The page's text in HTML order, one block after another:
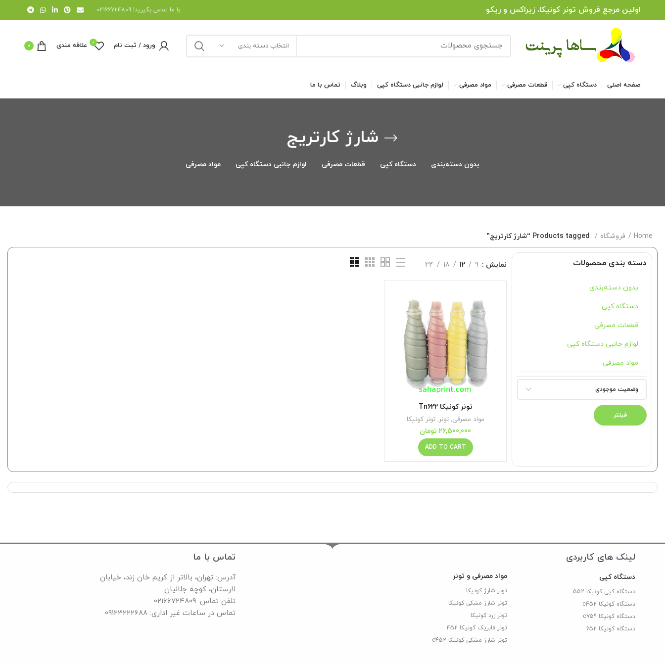
اولین مرجع فروش تونر کونیکا، زیراکس و ریکو با ما تماس بگیرید! 02166724809
انتخاب دسته بندی ورود / ثبت نام 0 علاقه مندی 0
صفحه اصلی دستگاه کپی قطعات مصرفی مواد مصرفی لوازم جانبی دستگاه کپی وبلاگ تماس با ما
شارژ کارتریج
بدون دسته‌بندی دستگاه کپی قطعات مصرفی لوازم جانبی دستگاه کپی مواد مصرفی
Home فروشگاه
دسته بندی محصولات
بدون دسته‌بندی
دستگاه کپی
قطعات مصرفی
لوازم جانبی دستگاه کپی
مواد مصرفی
وضعیت موجودی
فیلتر
نمایش 9
12
18
24
تونر کونیکا Tn622
مواد مصرفی,تونر,تونر کونیکا
26,500,000 تومان
ADD TO CART
لینک های کاربردی
دستگاه کپی
دستگاه کپی کونیکا 552
دستگاه کونیکا c452
دستگاه کونیکا c759
دستگاه کونیکا 652
مواد مصرفی و تونر
تونر شارژ کونیکا
تونر شارژ مشکی کونیکا
تونر زرد کونیکا
تونر فابریک کونیکا 452
تونر شارژ مشکی کونیکا c452
تماس با ما
آدرس: تهران، بالاتر از کریم خان زند، خیابان
لارستان، کوچه جلالیان
تلفن تماس: 02166724809
تماس در ساعات غیر اداری: 09123222688